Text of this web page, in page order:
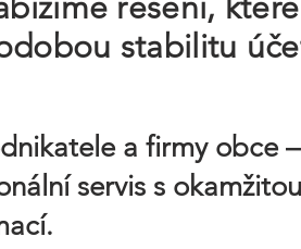
stabilitu
a firmy obce
servis s